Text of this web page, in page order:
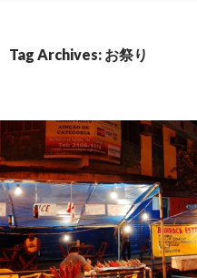
Tag Archives: お祭り